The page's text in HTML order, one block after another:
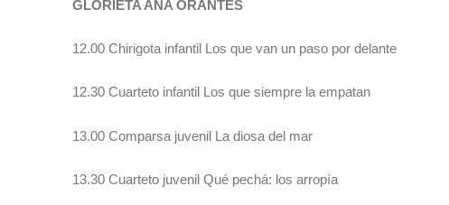
GLORIETA ANA ORANTES
12.00 Chirigota infantil Los que van un paso por delante
12.30 Cuarteto infantil Los que siempre la empatan
13.00 Comparsa juvenil La diosa del mar
13.30 Cuarteto juvenil Qué pechá: los arropía